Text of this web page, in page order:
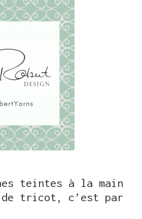
teintes à la main
de tricot, c’est par